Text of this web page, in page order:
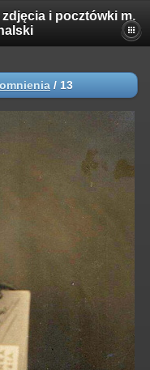
i pocztówki m.
/ 13